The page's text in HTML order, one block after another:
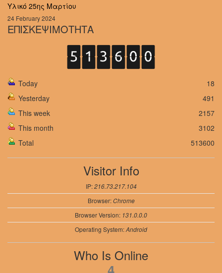
Υλικό 25ης Μαρτίου
24 February 2024
ΕΠΙΣΚΕΨΙΜΟΤΗΤΑ
Today
18
Yesterday
491
This week
2157
This month
3102
Total
513600
Visitor Info
IP:216.73.217.104
Browser:Chrome
Browser Version: 131.0.0.0
Operating System:Android
Who Is Online